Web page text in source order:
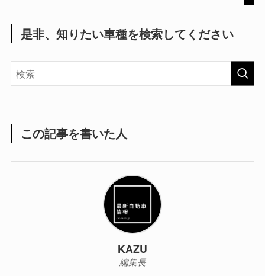
是非、知りたい車種を検索してください
この記事を書いた人
KAZU
編集長